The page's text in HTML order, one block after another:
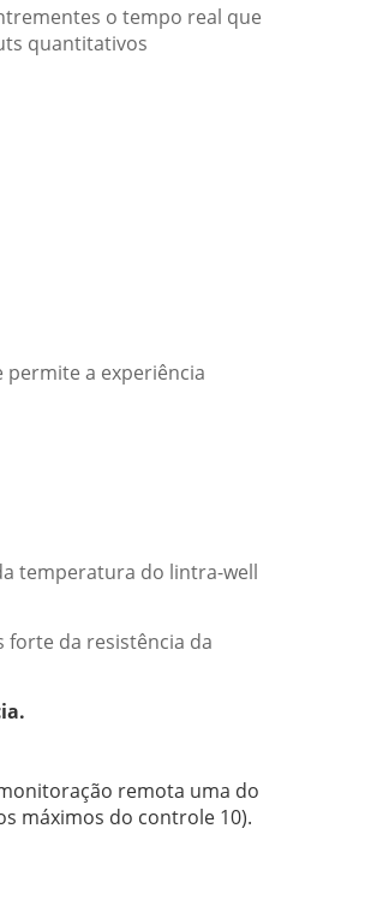
o tempo real que
quantitativos
a experiência
temperatura do lintra-well
forte da resistência da
remota uma do
máximos do controle 10).